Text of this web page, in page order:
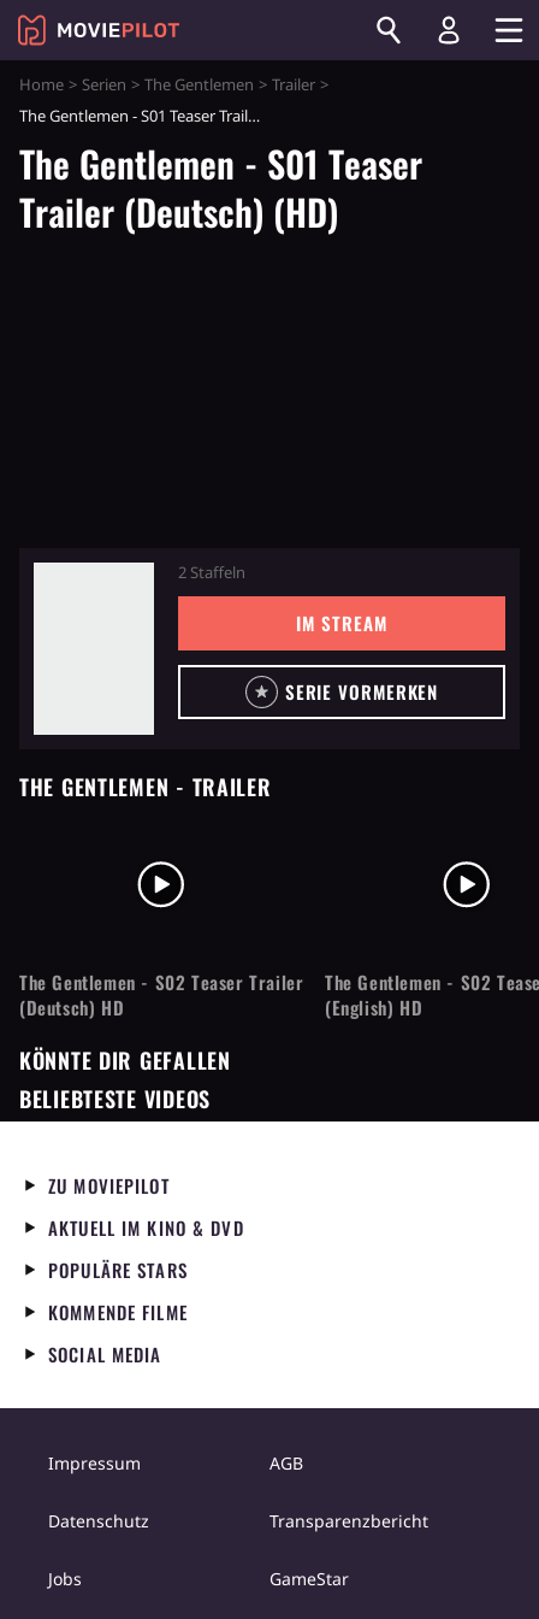
Home Serien The Gentlemen
Trailer
The Gentlemen - S01 Teaser Trailer (Deutsch) (HD)
The Gentlemen - S01 Teaser
Trailer (Deutsch) (HD)
2 Staffeln
IM STREAM
SERIE VORMERKEN
THE GENTLEMEN - TRAILER
The Gentlemen - S02 Teaser Trailer
(Deutsch) HD
The Gentlemen - S02
(English) HD
KÖNNTE DIR GEFALLEN
BELIEBTESTE VIDEOS
ZU MOVIEPILOT
AKTUELL IM KINO & DVD
POPULÄRE STARS
KOMMENDE FILME
SOCIAL MEDIA
Impressum AGB
Datenschutz Transparenzbericht
Jobs GameStar